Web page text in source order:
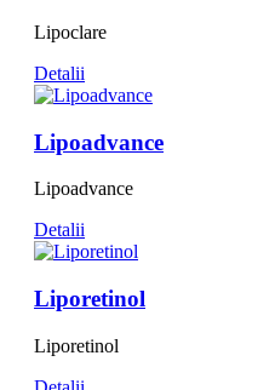
Lipoclare
Detalii
Lipoadvance
Lipoadvance
Detalii
Liporetinol
Liporetinol